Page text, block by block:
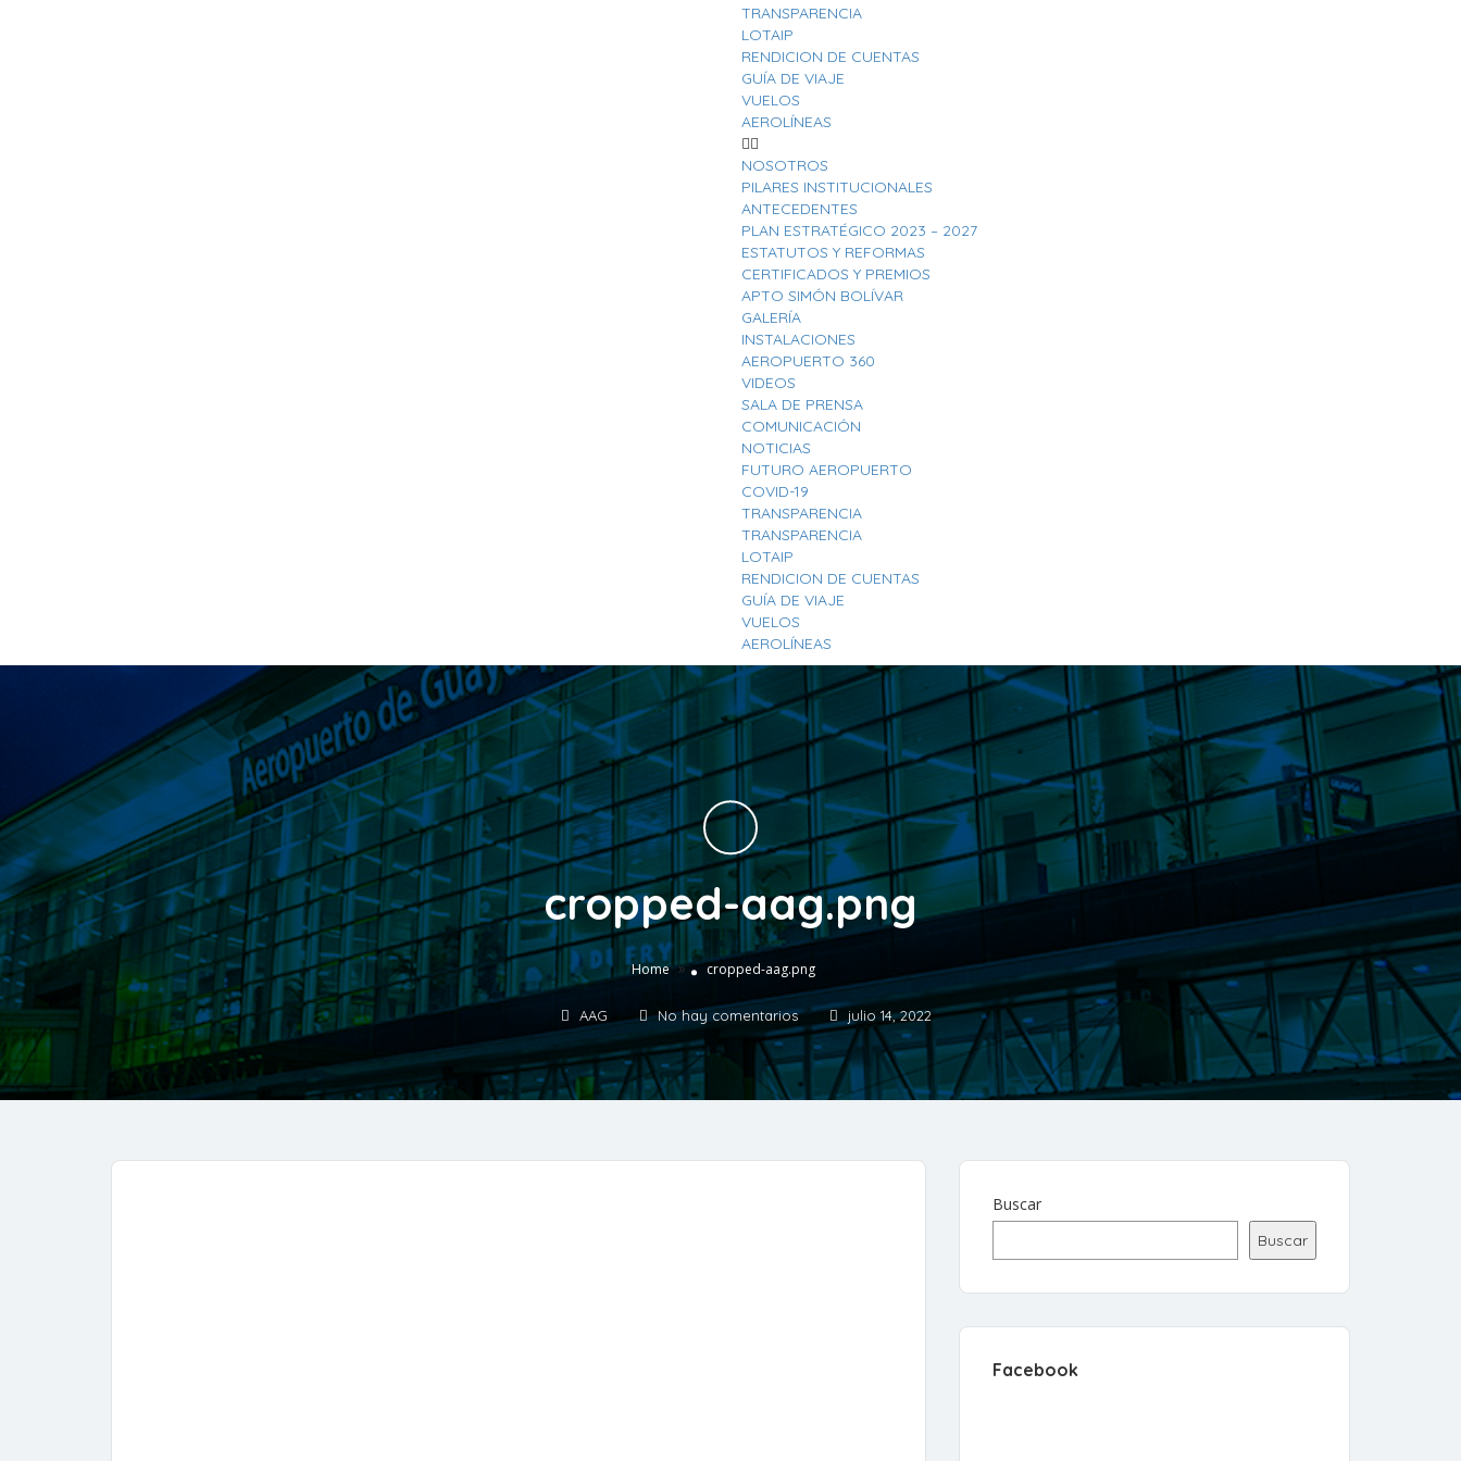
TRANSPARENCIA
LOTAIP
RENDICION DE CUENTAS
GUÍA DE VIAJE
VUELOS
AEROLÍNEAS
NOSOTROS
PILARES INSTITUCIONALES
ANTECEDENTES
PLAN ESTRATÉGICO 2023 – 2027
ESTATUTOS Y REFORMAS
CERTIFICADOS Y PREMIOS
APTO SIMÓN BOLÍVAR
GALERÍA
INSTALACIONES
AEROPUERTO 360
VIDEOS
SALA DE PRENSA
COMUNICACIÓN
NOTICIAS
FUTURO AEROPUERTO
COVID-19
TRANSPARENCIA
TRANSPARENCIA
LOTAIP
RENDICION DE CUENTAS
GUÍA DE VIAJE
VUELOS
AEROLÍNEAS
cropped-aag.png
Home » cropped-aag.png
AAG No hay comentarios julio 14, 2022
Buscar
Buscar
Facebook